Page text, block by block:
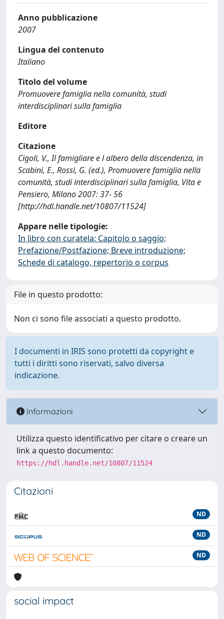
Anno pubblicazione
2007
Lingua del contenuto
Italiano
Titolo del volume
Promuovere famiglia nella comunità, studi
interdisciplinari sulla famiglia
Editore
Citazione
Cigoli, V., Il famigliare e l albero della discendenza, in
Scabini, E., Rossi, G. (ed.), Promuovere famiglia nella
comunità, studi interdisciplinari sulla famiglia, Vita e
Pensiero, Milano 2007: 37- 56
[http://hdl.handle.net/10807/11524]
Appare nelle tipologie:
In libro con curatela: Capitolo o saggio;
Prefazione/Postfazione; Breve introduzione;
Schede di catalogo, repertorio o corpus
File in questo prodotto:
Non ci sono file associati a questo prodotto.
I documenti in IRIS sono protetti da copyright e
tutti i diritti sono riservati, salvo diversa
indicazione.
Informazioni
Utilizza questo identificativo per citare o creare un
link a questo documento:
https://hdl.handle.net/10807/11524
Citazioni
ND
ND
ND
social impact